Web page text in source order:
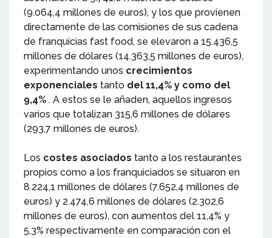
(9.064,4 millones de euros), y los que provienen
directamente de las comisiones de sus cadena
de franquicias fast food, se elevaron a 15.436,5
millones de dólares (14.363,5 millones de euros),
experimentando unos crecimientos
exponenciales tanto del 11,4% y como del
9,4% . A estos se le añaden, aquellos ingresos
varios que totalizan 315,6 millones de dólares
(293,7 millones de euros).
Los costes asociados tanto a los restaurantes
propios como a los franquiciados se situaron en
8.224,1 millones de dólares (7.652,4 millones de
euros) y 2.474,6 millones de dólares (2.302,6
millones de euros), con aumentos del 11,4% y
5,3% respectivamente en comparación con el